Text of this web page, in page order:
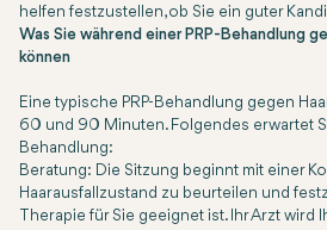
helfen festzustellen, ob Sie ein guter
Was Sie während einer PRP-Behandlung
können
Eine typische PRP-Behandlung gegen
60 und 90 Minuten. Folgendes erwartet
Behandlung:
Beratung: Die Sitzung beginnt mit einer
Haarausfallzustand zu beurteilen und
Therapie für Sie geeignet ist. Ihr Arzt wird